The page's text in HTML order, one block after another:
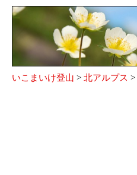
いこまいけ登山 > 北アルプス >